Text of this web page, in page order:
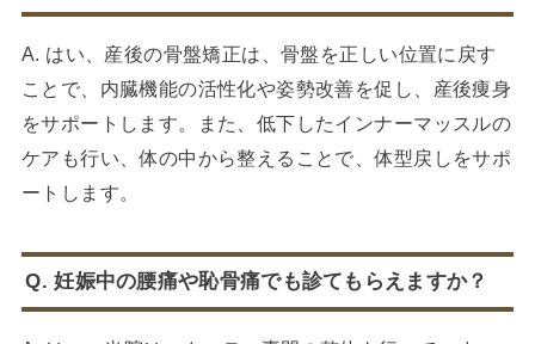
A. はい、産後の骨盤矯正は、骨盤を正しい位置に戻す
ことで、内臓機能の活性化や姿勢改善を促し、産後痩身
をサポートします。また、低下したインナーマッスルの
ケアも行い、体の中から整えることで、体型戻しをサポ
ートします。
Q. 妊娠中の腰痛や恥骨痛でも診てもらえますか？